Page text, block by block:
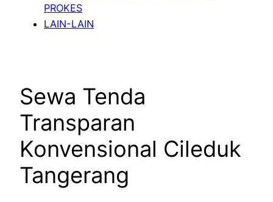
PROKES
LAIN-LAIN
Sewa Tenda
Transparan
Konvensional Cileduk
Tangerang